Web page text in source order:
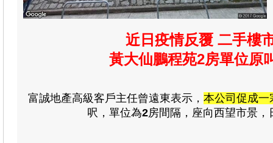
近日疫情反覆 二手樓
黃大仙鵬程苑2房單位原
富誠地產高級客戶主任曾遠東表示， 本公司促成一
呎 ， 單位為2房間隔 ， 座向西望市景